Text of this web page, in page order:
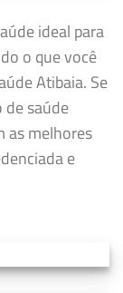
ideal para
o que você
Atibaia. Se
saúde
as melhores
e